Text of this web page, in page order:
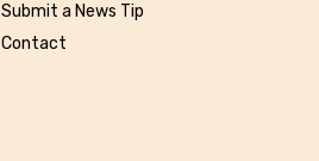
Submit a News Tip
Contact